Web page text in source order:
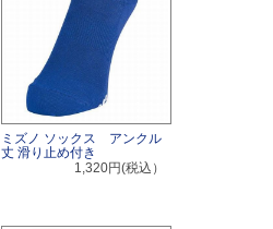
ミズノ ソックス アンクル
丈 滑り止め付き
1,320円(税込）